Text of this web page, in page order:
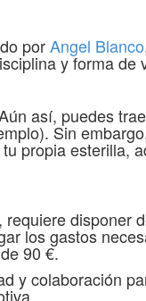
porAngel Blanco
y forma de
así, puedes
Sin
propia esterilla,
disponer
los gastos
90 €.
y colaboración